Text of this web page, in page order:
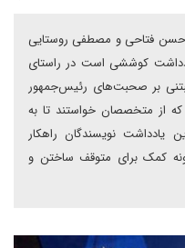
حسن فتاحی و مصطفی روستایی
کوششی است در راستای
بر صحبت‌های رئیس‌جمهور
از متخصصان خواستند تا به
نویسندگان راهکار
کمک برای متوقف ساختن و